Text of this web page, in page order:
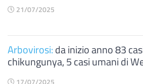
21/07/2025
Arbovirosi:da inizio anno 83
chikungunya, 5 casi umani di
17/07/2025